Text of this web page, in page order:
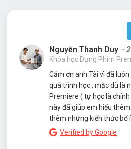
Nguyễn Thanh Duy -
Khóa học Dựng Phim
Cảm ơn anh Tài vì đã
quá trình học , mặc dù là
Premiere ( tự học là
này đã giúp em hiểu
thêm những kiến thức bổ
Verified by Google